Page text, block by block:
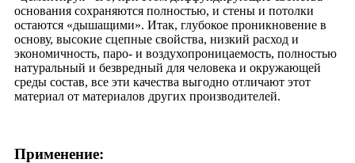
основания сохраняются полностью, и стены и потолки
остаются «дышащими». Итак, глубокое проникновение в
основу, высокие сцепные свойства, низкий расход и
экономичность, паро- и воздухопроницаемость, полностью
натуральный и безвредный для человека и окружающей
среды состав, все эти качества выгодно отличают этот
материал от материалов других производителей.
Применение: